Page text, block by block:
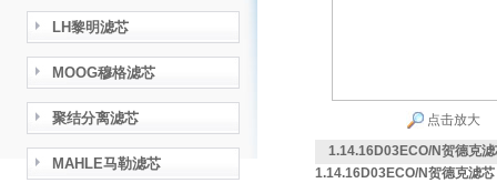
LH黎明滤芯
MOOG穆格滤芯
聚结分离滤芯
MAHLE马勒滤芯
点击放大
1.14.16D03ECO/N贺德克滤
1.14.16D03ECO/N贺德克滤芯